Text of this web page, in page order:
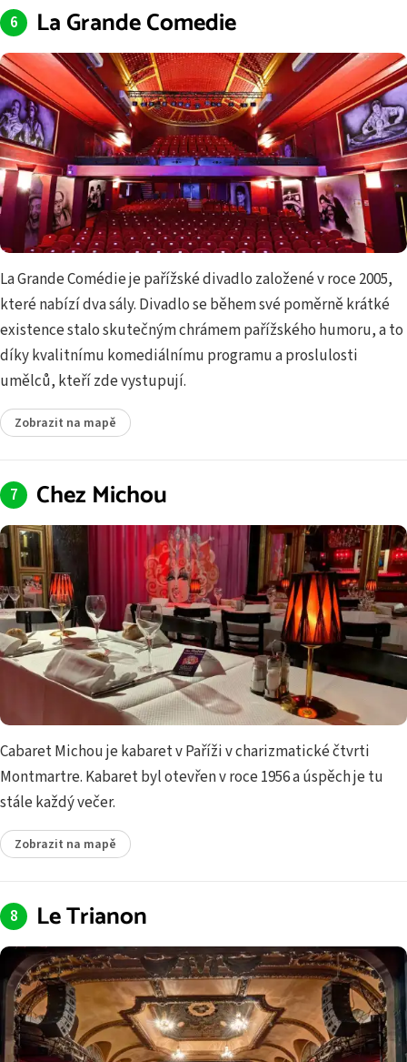
La Grande Comedie
La Grande Comédie je pařížské divadlo založené v roce 2005,
které nabízí dva sály. Divadlo se během své poměrně krátké
existence stalo skutečným chrámem pařížského humoru, a to
díky kvalitnímu komediálnímu programu a proslulosti
umělců, kteří zde vystupují.
Zobrazit na mapě
Chez Michou
Cabaret Michou je kabaret v Paříži v charizmatické čtvrti
Montmartre. Kabaret byl otevřen v roce 1956 a úspěch je tu
stále každý večer.
Zobrazit na mapě
Le Trianon